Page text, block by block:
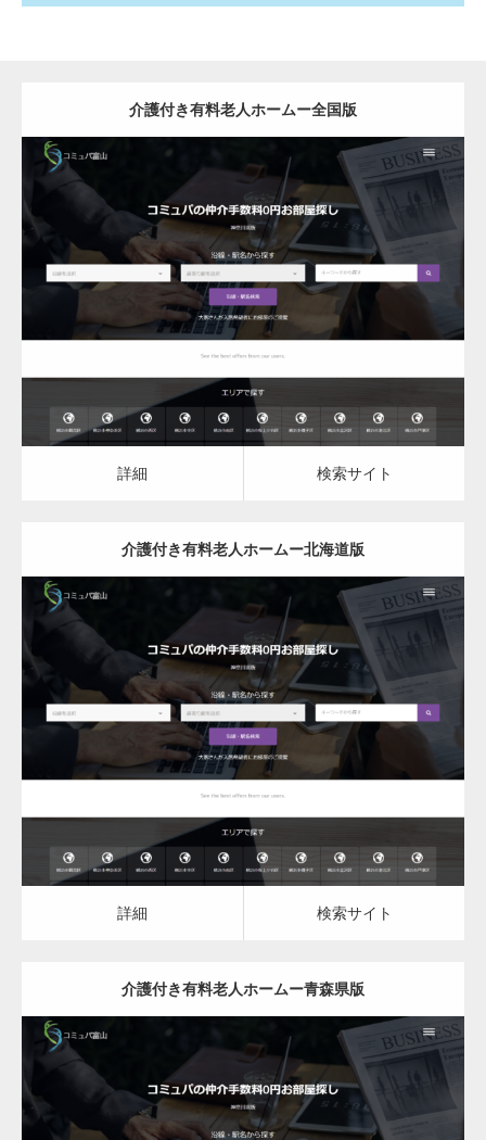
介護付き有料老人ホームー全国版
更新日： 2023.03.08
介護付き有料老人ホーム
詳細 検索サイト
詳細 検索サイト
介護付き有料老人ホームー北海道版
更新日： 2023.03.08
介護付き有料老人ホーム
詳細 検索サイト
詳細 検索サイト
介護付き有料老人ホームー青森県版
更新日： 2023.03.08